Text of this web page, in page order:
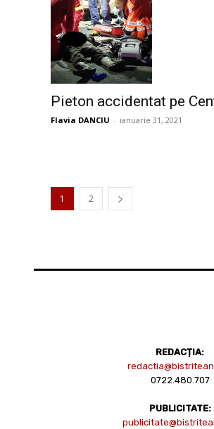
Pieton accidentat pe
Flavia DANCIU - ianuarie 31, 2021
1 2
REDACȚIA:
0722.480.707
PUBLICITATE: